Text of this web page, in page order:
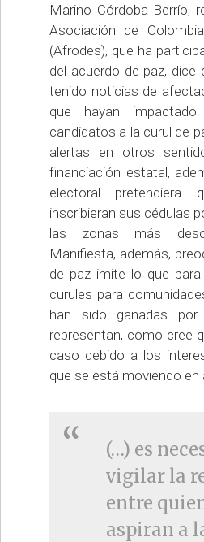
Marino Córdoba Berrío,
Asociación de
(Afrodes), que ha
del acuerdo de paz,
tenido noticias de
que hayan
candidatos a la curul de
alertas en otros
financiación estatal,
electoral pretendiera
inscribieran sus cédulas
las zonas más
Manifiesta, además,
de paz imite lo que
curules para
han sido ganadas
representan, como cree
caso debido a los
que se está moviendo en
(…) es
vigilar la
entre
aspiran a